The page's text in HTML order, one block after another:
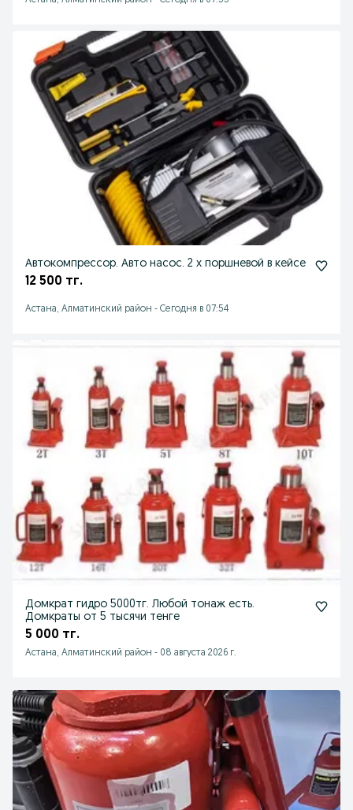
Автокомпрессор. Авто насос. 2 х поршневой в кейсе
12 500 тг.
Астана, Алматинский район - Сегодня в 07:54
Домкрат гидро 5000тг. Любой тонаж есть.
Домкраты от 5 тысячи тенге
5 000 тг.
Астана, Алматинский район - 08 августа 2026 г.